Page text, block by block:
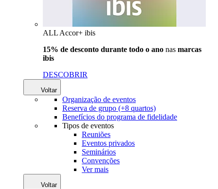
ALL Accor+ ibis
15% de desconto durante todo o ano nas marcas
ibis
DESCOBRIR
Voltar
Organização de eventos
Reserva de grupo (+8 quartos)
Benefícios do programa de fidelidade
Tipos de eventos
Reuniões
Eventos privados
Seminários
Convenções
Ver mais
Voltar